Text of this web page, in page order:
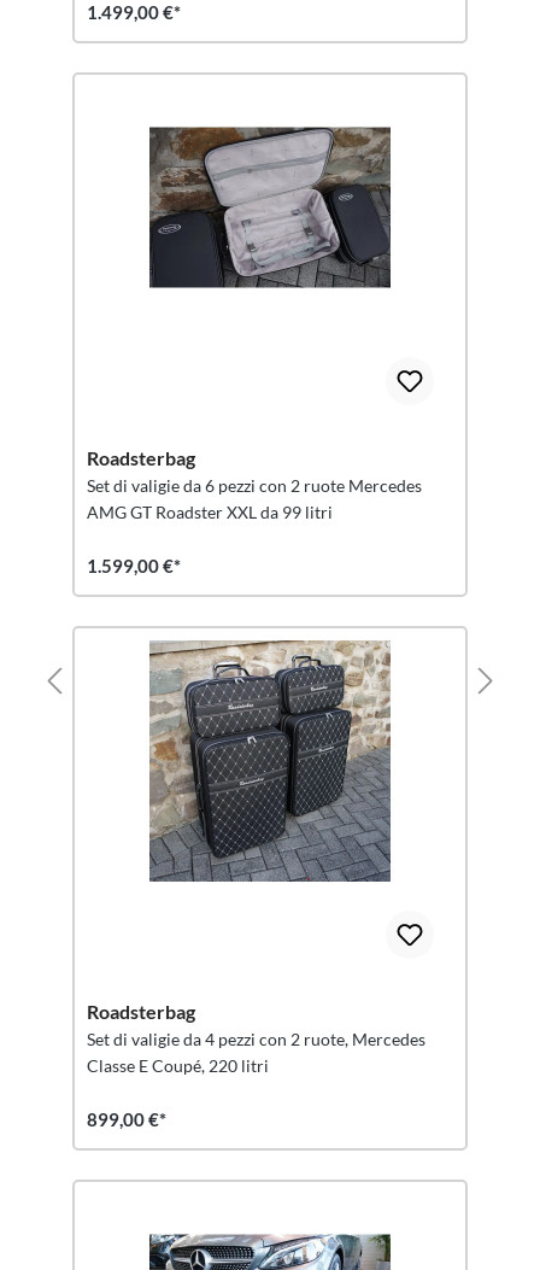
1.499,00 €*
Roadsterbag
Set di valigie da 6 pezzi con 2 ruote Mercedes
AMG GT Roadster XXL da 99 litri
1.599,00 €*
Roadsterbag
Set di valigie da 4 pezzi con 2 ruote, Mercedes
Classe E Coupé, 220 litri
899,00 €*